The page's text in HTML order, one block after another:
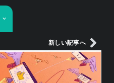
新しい記事へ